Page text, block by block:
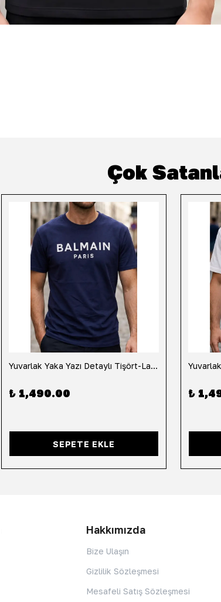
Çok
Yuvarlak Yaka Yazı Detaylı Tişört-Lacivert
₺ 1,490.00
SEPETE EKLE
₺
Hakkımızda
Bize Ulaşın
Gizlilik Sözleşmesi
Mesafeli Satış Sözleşmesi